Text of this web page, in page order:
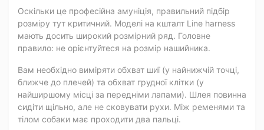
Оскільки це професійна амуніція, правильний підбір
розміру тут критичний. Моделі на кшталт Line harness
мають досить широкий розмірний ряд. Головне
правило: не орієнтуйтеся на розмір нашийника.
Вам необхідно виміряти обхват шиї (у найнижчій точці,
ближче до плечей) та обхват грудної клітки (у
найширшому місці за передніми лапами). Шлея повинна
сидіти щільно, але не сковувати рухи. Між ременями та
тілом собаки має проходити два пальці.